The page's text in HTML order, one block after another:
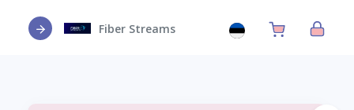
Fiber Streams